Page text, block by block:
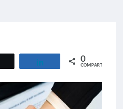
Compartir 0
COMPARTIR